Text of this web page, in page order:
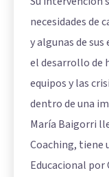
necesidades de
y algunas de
el desarrollo de
equipos y las
dentro de una
María Baigorri
Coaching, tiene
Educacional por